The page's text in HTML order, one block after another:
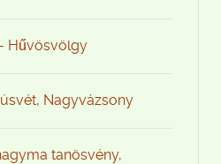
- Hűvösvölgy
Nagyvázsony
tanösvény,